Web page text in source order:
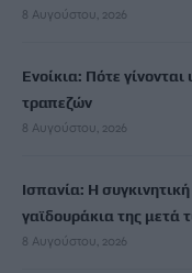
8 Αυγούστου, 2026
Ενοίκια: Πότε
τραπεζών
8 Αυγούστου, 2026
Ισπανία: Η
γαϊδουράκια της μετά
8 Αυγούστου, 2026